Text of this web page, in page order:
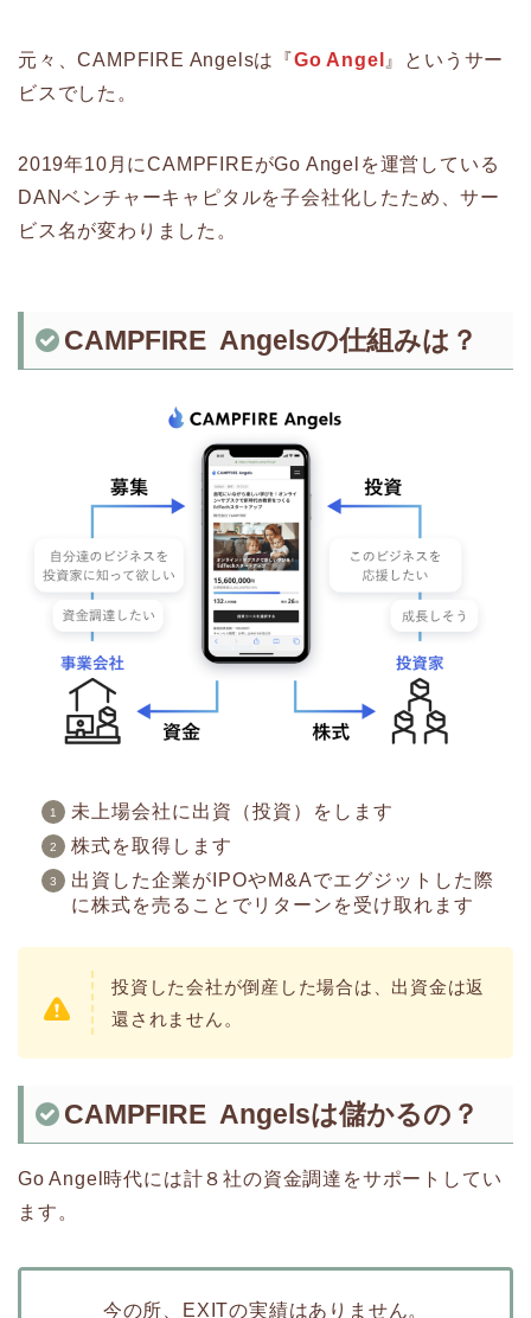
元々、CAMPFIRE Angelsは『Go Angel 』というサー
ビスでした。
2019年10月にCAMPFIREがGo Angelを運営している
DANベンチャーキャピタルを子会社化したため、サー
ビス名が変わりました。
CAMPFIRE Angelsの仕組みは？
未上場会社に出資（投資）をします
株式を取得します
出資した企業がIPOやM&Aでエグジットした際
に株式を売ることでリターンを受け取れます
投資した会社が倒産した場合は、出資金は返
還されません。
CAMPFIRE Angelsは儲かるの？
Go Angel時代には計８社の資金調達をサポートしてい
ます。
今の所、EXITの実績はありません。